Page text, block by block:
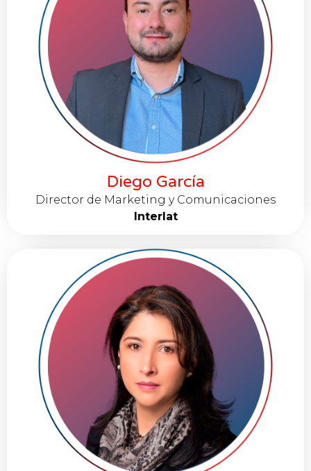
Diego García
Director de Marketing y Comunicaciones
Interlat